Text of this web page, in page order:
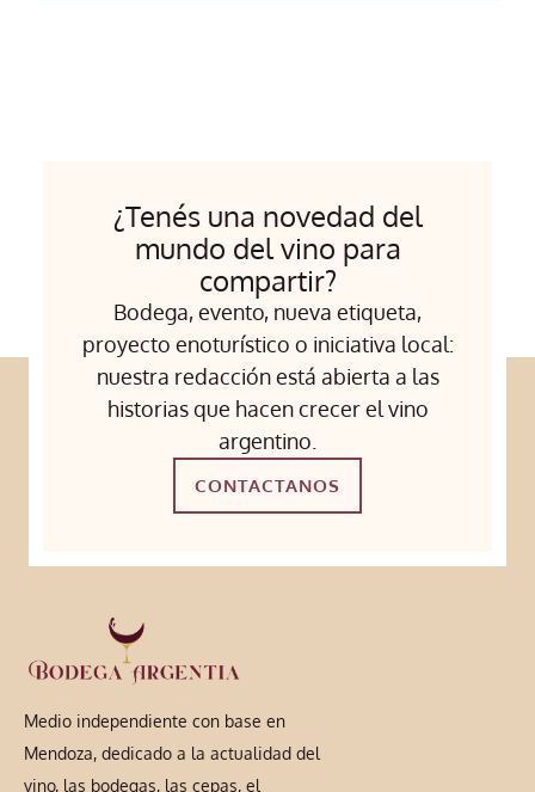
¿Tenés una novedad del
mundo del vino para
compartir?
Bodega, evento, nueva etiqueta,
proyecto enoturístico o iniciativa local:
nuestra redacción está abierta a las
historias que hacen crecer el vino
argentino.
CONTACTANOS
Medio independiente con base en
Mendoza, dedicado a la actualidad del
vino, las bodegas, las cepas, el